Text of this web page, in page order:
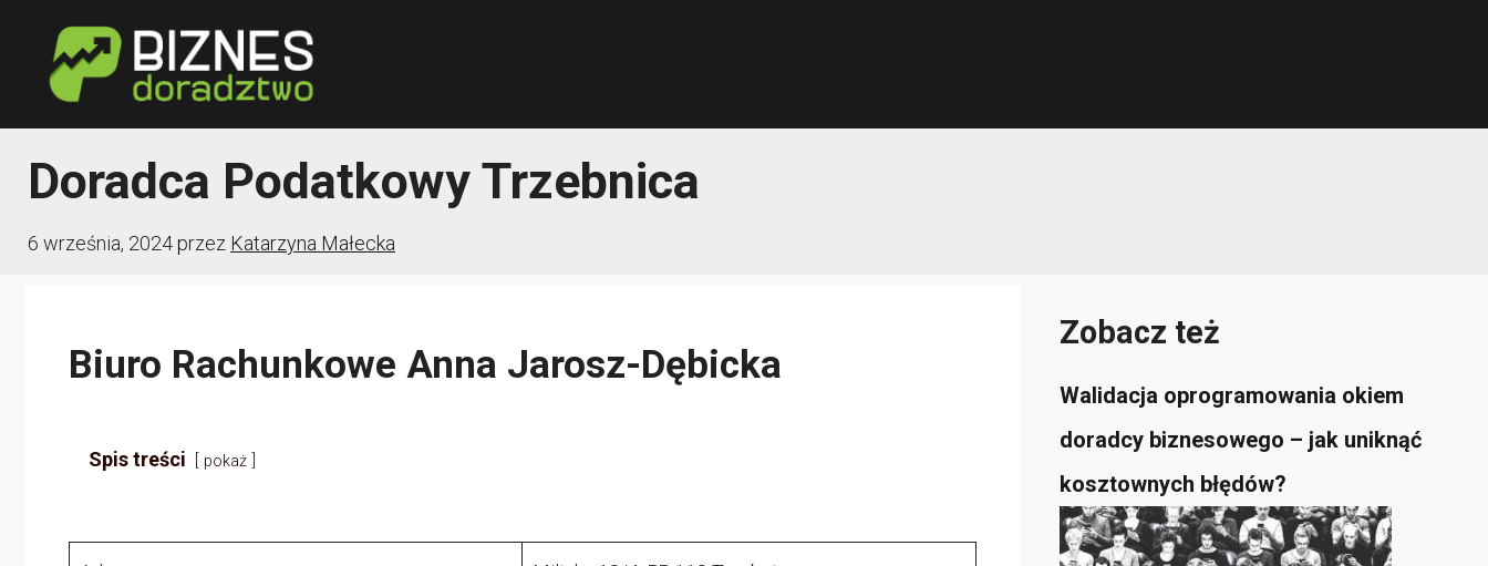
Doradca Podatkowy Trzebnica
6 września, 2024przez Katarzyna Małecka
Biuro Rachunkowe Anna Jarosz-Dębicka
Spis treści pokaż
Zobacz też
Walidacja oprogramowania okiem
doradcy biznesowego – jak uniknąć
kosztownych błędów?